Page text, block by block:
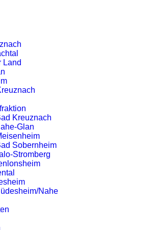
Land
Kreuznach
Glan
Sobernheim
Stromberg
Nahe